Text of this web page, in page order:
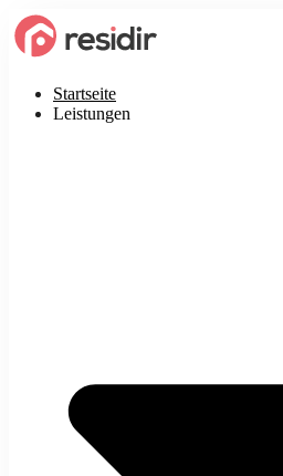
Startseite
Leistungen